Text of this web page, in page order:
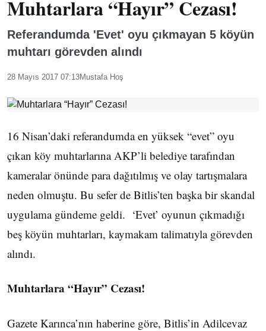
Muhtarlara “Hayır” Cezası!
Referandumda 'Evet' oyu çıkmayan 5 köyün
muhtarı görevden alındı
28 Mayıs 2017 07:13Mustafa Hoş
16 Nisan’daki referandumda en yüksek “evet” oyu
çıkan köy muhtarlarına AKP’li belediye tarafından
kameralar önünde para dağıtılmış ve olay tartışmalara
neden olmuştu. Bu sefer de Bitlis’ten başka bir skandal
uygulama gündeme geldi. ‘Evet’ oyunun çıkmadığı
beş köyün muhtarları, kaymakam talimatıyla görevden
alındı.
Muhtarlara “Hayır” Cezası!
Gazete Karınca’nın haberine göre, Bitlis’in Adilcevaz